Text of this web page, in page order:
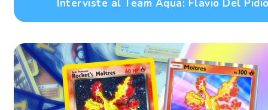
Interviste al Team Aqua: Flavio Del